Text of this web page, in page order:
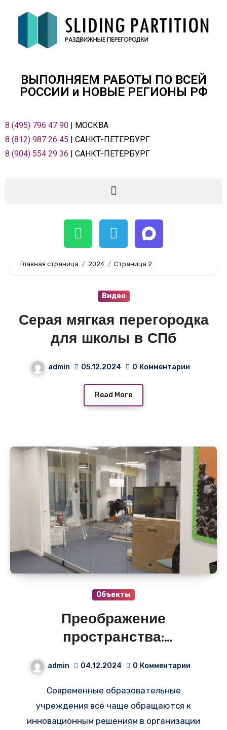
ВЫПОЛНЯЕМ РАБОТЫ ПО ВСЕЙ
РОСCИИ и НОВЫЕ РЕГИОНЫ РФ
8 (495) 796 47 90 | МОСКВА
8 (812) 987 26 45 | САНКТ-ПЕТЕРБУРГ
8 (904) 554 29 36 | САНКТ-ПЕТЕРБУРГ
Главная страница 2024 Страница 2
Видео
Серая мягкая перегородка
для школы в СПб
admin 05.12.2024 0 Комментарии
Read More
Объекты
Преображение
пространства:
Стеклянная раздвижная
Британской школе Санкт-
Петербурга
admin 04.12.2024 0 Комментарии
Современные образовательные
учреждения всё чаще обращаются к
инновационным решениям в организации